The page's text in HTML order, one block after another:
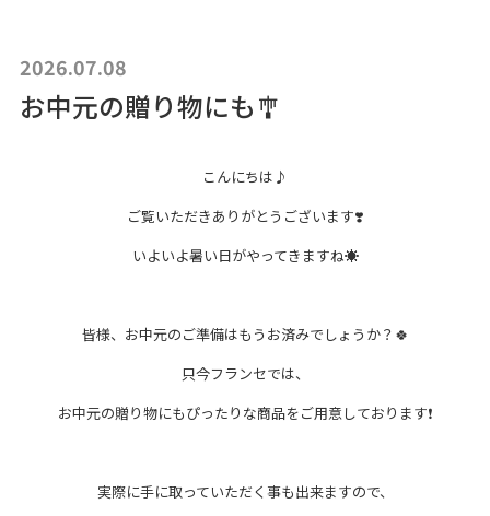
イベント＆ニュース
イベントスペースご利用案内
ご利用規約
2026.07.08
お中元の贈り物にも🎐
こんにちは♪
ご覧いただきありがとうございます❣️
いよいよ暑い日がやってきますね☀️
皆様、お中元のご準備はもうお済みでしょうか？🍀
只今フランセでは、
お中元の贈り物にもぴったりな商品をご用意しております❗️
実際に手に取っていただく事も出来ますので、